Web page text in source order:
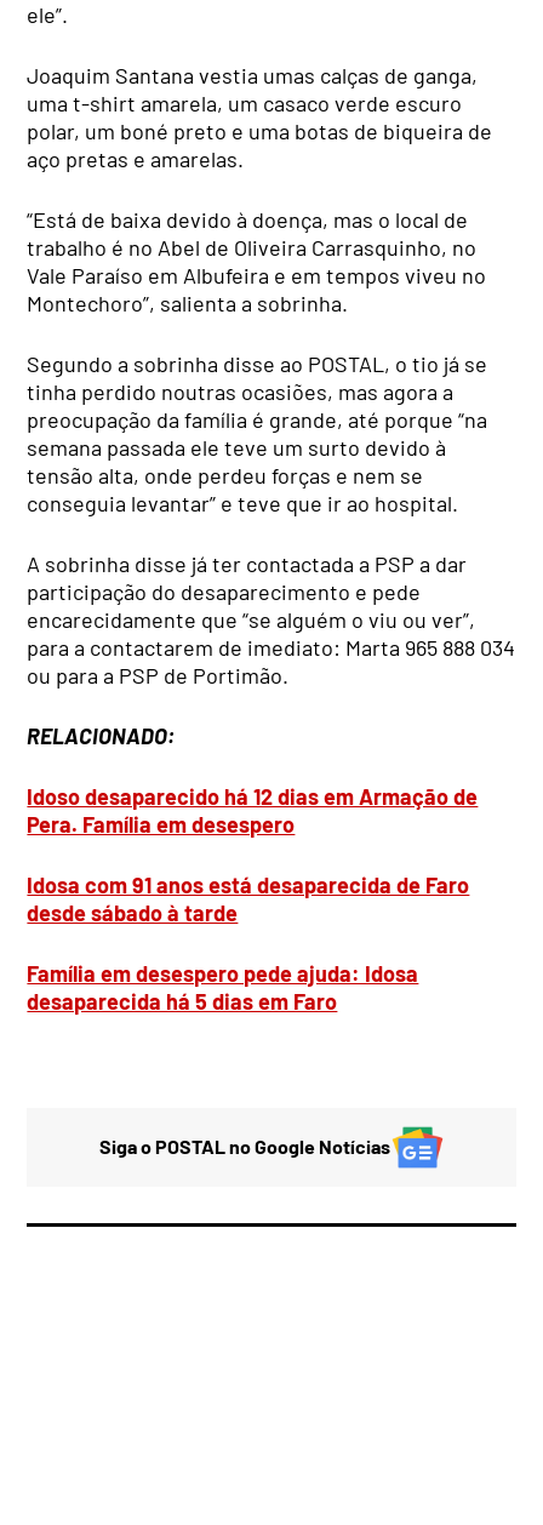
ele”.
Joaquim Santana vestia umas calças de ganga,
uma t-shirt amarela, um casaco verde escuro
polar, um boné preto e uma botas de biqueira de
aço pretas e amarelas.
“Está de baixa devido à doença, mas o local de
trabalho é no Abel de Oliveira Carrasquinho, no
Vale Paraíso em Albufeira e em tempos viveu no
Montechoro”, salienta a sobrinha.
Segundo a sobrinha disse ao POSTAL, o tio já se
tinha perdido noutras ocasiões, mas agora a
preocupação da família é grande, até porque “na
semana passada ele teve um surto devido à
tensão alta, onde perdeu forças e nem se
conseguia levantar” e teve que ir ao hospital.
A sobrinha disse já ter contactada a PSP a dar
participação do desaparecimento e pede
encarecidamente que “se alguém o viu ou ver”,
para a contactarem de imediato: Marta 965 888 034
ou para a PSP de Portimão.
RELACIONADO:
Idoso desaparecido há 12 dias em Armação de
Pera. Família em desespero
Idosa com 91 anos está desaparecida de Faro
desde sábado à tarde
Família em desespero pede ajuda: Idosa
desaparecida há 5 dias em Faro
Siga o POSTAL no Google Notícias